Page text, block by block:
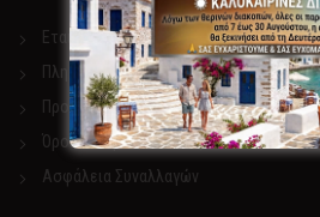
Εταιρεία
Πληροφορίες αποστολής
Προσωπικά Δεδομένα
Όροι και Προϋποθέσεις
Ασφάλεια Συναλλαγών